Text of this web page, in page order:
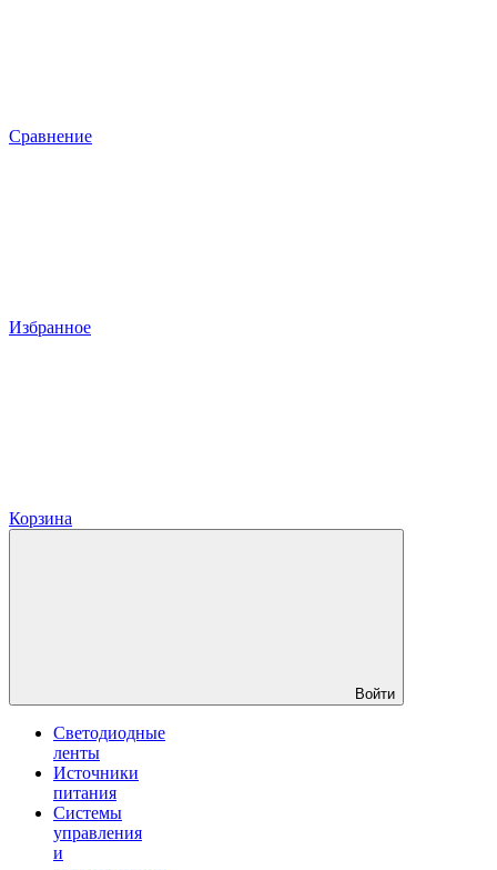
Сравнение
Избранное
Корзина
Войти
Светодиодные
ленты
Источники
питания
Системы
управления
и